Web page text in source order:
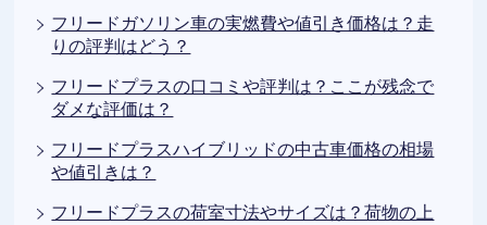
フリードガソリン車の実燃費や値引き価格は？走
りの評判はどう？
フリードプラスの口コミや評判は？ここが残念で
ダメな評価は？
フリードプラスハイブリッドの中古車価格の相場
や値引きは？
フリードプラスの荷室寸法やサイズは？荷物の上